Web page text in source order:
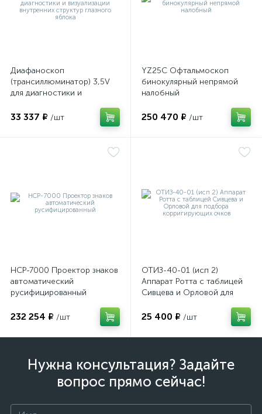
Диафаноскоп
(трансиллюминатор) 3,5V
для диагностики и
структур глазного яблока
33 337 ₽ /шт
YZ25C Офтальмоскоп
бинокулярный непрямой
налобный
250 470 ₽ /шт
НСР-7000 Проектор знаков
автоматический
русифицированный
232 254 ₽ /шт
ОТИЗ-40-01 (исп 2)
Аппарат Ротта с таблицей
Сивцева и Орловой для
очков
25 400 ₽ /шт
Нужна консультация? Задайте
вопрос прямо сейчас!